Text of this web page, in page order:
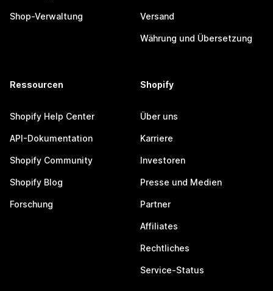
Shop-Verwaltung Versand
Währung und Übersetzung
Ressourcen
Shopify Help Center
API-Dokumentation
Shopify Community
Shopify Blog
Forschung
Shopify
Über uns
Karriere
Investoren
Presse und Medien
Partner
Affiliates
Rechtliches
Service-Status